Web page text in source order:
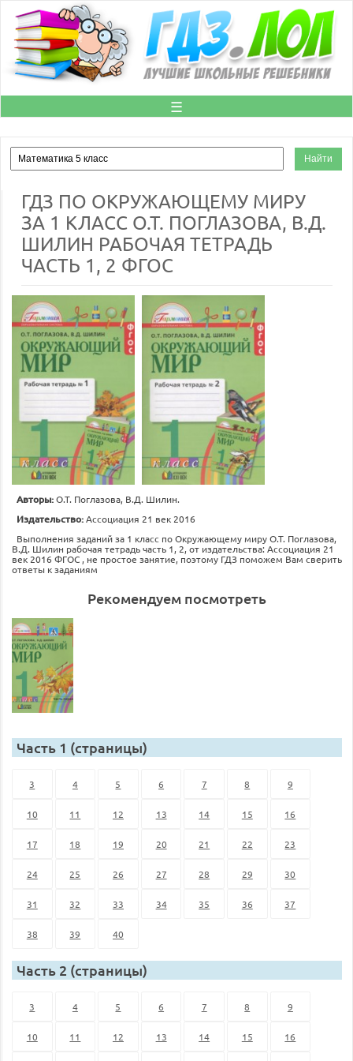
☰
ГДЗ ПО ОКРУЖАЮЩЕМУ МИРУ
ЗА 1 КЛАСС О.Т. ПОГЛАЗОВА, В.Д.
ШИЛИН РАБОЧАЯ ТЕТРАДЬ
ЧАСТЬ 1, 2 ФГОС
Авторы:О.Т. Поглазова, В.Д. Шилин.
Издательство:Ассоциация 21 век 2016
Выполнения заданий за 1 класс по Окружающему миру О.Т. Поглазова,
В.Д. Шилин рабочая тетрадь часть 1, 2, от издательства: Ассоциация 21
век 2016 ФГОС , не простое занятие, поэтому ГДЗ поможем Вам сверить
ответы к заданиям
Рекомендуем посмотреть
Часть 1 (страницы)
3 4 5 6 7 8 9
10 11 12 13 14 15 16
17 18 19 20 21 22 23
24 25 26 27 28 29 30
31 32 33 34 35 36 37
38 39 40
Часть 2 (страницы)
3 4 5 6 7 8 9
10 11 12 13 14 15 16